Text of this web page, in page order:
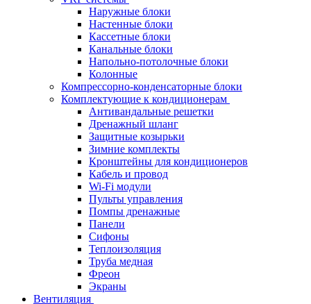
Наружные блоки
Настенные блоки
Кассетные блоки
Канальные блоки
Напольно-потолочные блоки
Колонные
Компрессорно-конденсаторные блоки
Комплектующие к кондиционерам
Антивандальные решетки
Дренажный шланг
Защитные козырьки
Зимние комплекты
Кронштейны для кондиционеров
Кабель и провод
Wi-Fi модули
Пульты управления
Помпы дренажные
Панели
Сифоны
Теплоизоляция
Труба медная
Фреон
Экраны
Вентиляция